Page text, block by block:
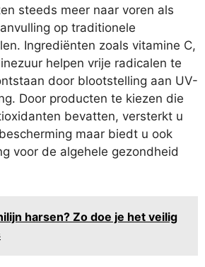
steeds meer naar voren als
op traditionele
Ingrediënten zoals vitamine C,
helpen vrije radicalen te
door blootstelling aan UV-
Door producten te kiezen die
bevatten, versterkt u
maar biedt u ook
voor de algehele gezondheid
harsen? Zo doe je het veilig